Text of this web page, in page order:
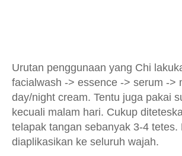
Urutan penggunaan yang Chi
facialwash -> essence -> serum ->
day/night cream. Tentu juga pakai
kecuali malam hari. Cukup
telapak tangan sebanyak 3-4 tetes.
diaplikasikan ke seluruh wajah.